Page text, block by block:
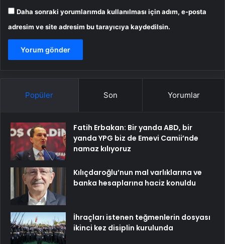
Daha sonraki yorumlarımda kullanılması için adım, e-posta
adresim ve site adresim bu tarayıcıya kaydedilsin.
Popüler Son Yorumlar
Fatih Erbakan: Bir yanda ABD, bir
yanda YPG biz de Emevi Camii’nde
namaz kılıyoruz
Kılıçdaroğlu’nun mal varlıklarına ve
banka hesaplarına haciz konuldu
İhraçları istenen teğmenlerin dosyası
ikinci kez disiplin kurulunda